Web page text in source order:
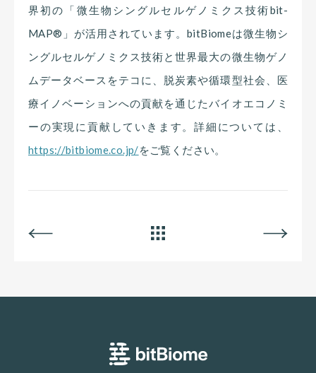
界初の「微生物シングルセルゲノミクス技術bit-
MAP®」が活用されています。bitBiomeは微生物シ
ングルセルゲノミクス技術と世界最大の微生物ゲノ
ムデータベースをテコに、脱炭素や循環型社会、医
療イノベーションへの貢献を通じたバイオエコノミ
ーの実現に貢献していきます。詳細については、
https://bitbiome.co.jp/をご覧ください。